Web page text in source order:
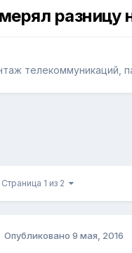
разницу
телекоммуникаций,
Страница 1 из 2
Опубликовано 9 мая, 2016